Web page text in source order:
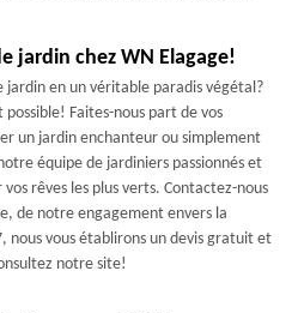
jardin chez WN Elagage!
en un véritable paradis végétal?
Faites-nous part de vos
un jardin enchanteur ou simplement
équipe de jardiniers passionnés et
rêves les plus verts. Contactez-nous
de notre engagement envers la
nous vous établirons un devis gratuit et
notre site!